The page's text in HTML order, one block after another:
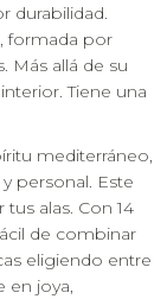
durabilidad.
formada por
Más allá de su
Tiene una
mediterráneo,
personal. Este
alas. Con 14
de combinar
eligiendo entre
en joya,